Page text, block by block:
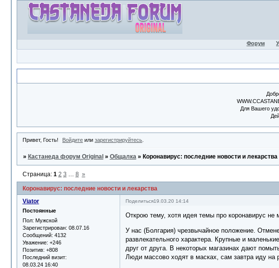
Форум
Для Вашего
Привет, Гость! Войдите илизарегистрируйтесь
» Кастанеда форум Original » Общалка » Коронавирус: последние новости и лекарства
Коронавирус: последние новости и лекарства
Страница: 1 2 3 8 »
Поделиться19.03.20 14:14
Viator
Постоянные
Пол: Мужской
Зарегистрирован: 08.07.16
Сообщений: 4132
Уважение: +246
Позитив: +808
Последний визит:
08.03.24 16:40
Открою тему, хотя идея темы про коронавирус не
У нас (Болгария) чрезвычайное положение.
развлекательного характера. Крупные и
друг от друга. В некоторых магазинах дают
Люди массово ходят в масках, сам завтра иду на